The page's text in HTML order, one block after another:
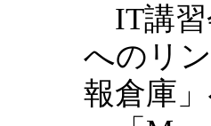
IT講習
へのリ
報倉庫